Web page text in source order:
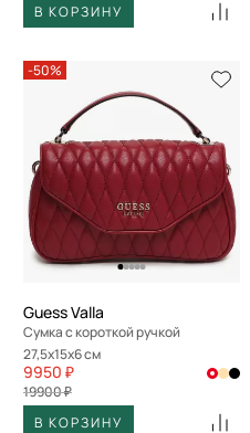
В КОРЗИНУ
-50%
Guess Valla
Сумка с короткой ручкой
27,5x15x6 см
9950 ₽
19900 ₽
В КОРЗИНУ